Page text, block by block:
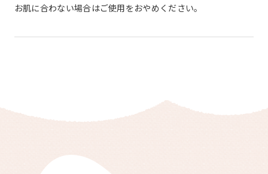
お肌に合わない場合はご使用をおやめください。